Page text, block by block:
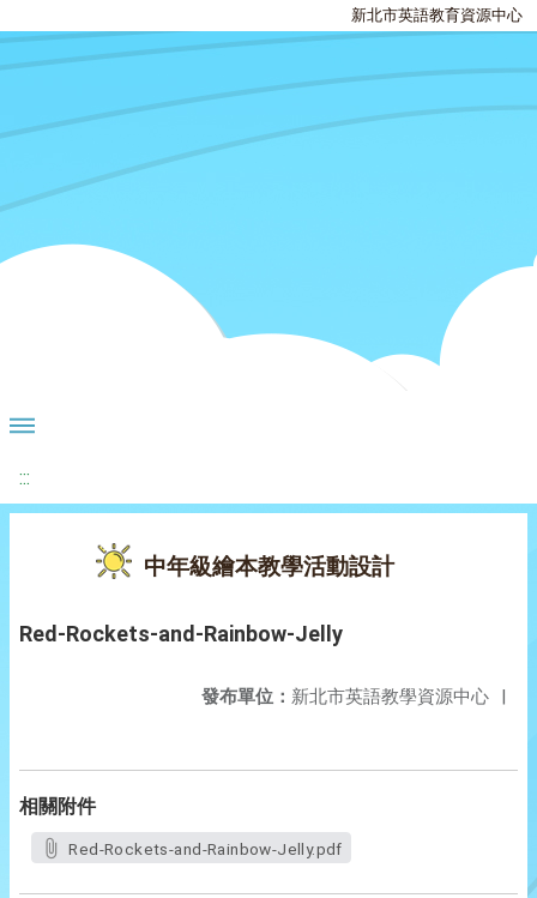
新北市英語教育資源中心
:::
中年級繪本教學活動設計
Red-Rockets-and-Rainbow-Jelly
發布單位： 新北市英語教學資源中心 |
相關附件
Red-Rockets-and-Rainbow-Jelly.pdf